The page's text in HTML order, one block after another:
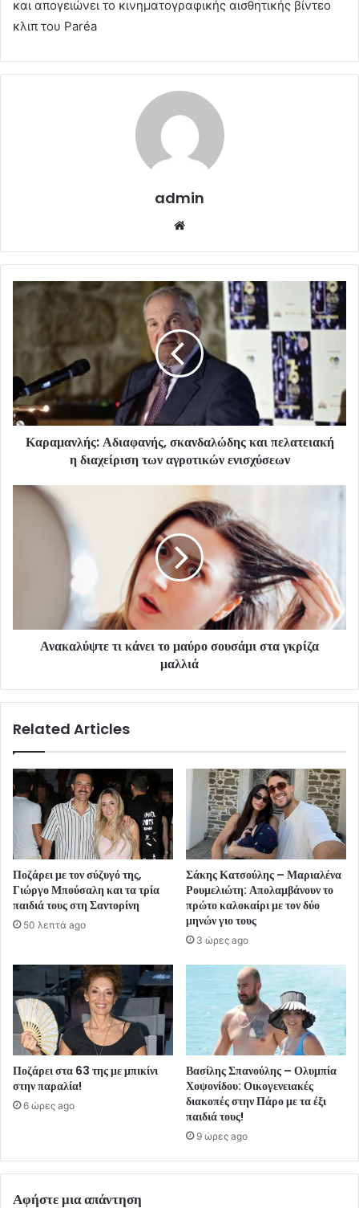
και απογειώνει το κινηματογραφικής αισθητικής βίντεο
κλιπ του Paréa
admin
Καραμανλής: Αδιαφανής, σκανδαλώδης και πελατειακή
η διαχείριση των αγροτικών ενισχύσεων
Ανακαλύψτε τι κάνει το μαύρο σουσάμι στα γκρίζα
μαλλιά
Related Articles
Ποζάρει με τον σύζυγό της,
Γιώργο Μπούσαλη και τα τρία
παιδιά τους στη Σαντορίνη
50 λεπτά ago
Σάκης Κατσούλης – Μαριαλένα
Ρουμελιώτη: Απολαμβάνουν το
πρώτο καλοκαίρι με τον δύο
μηνών γιο τους
3 ώρες ago
Ποζάρει στα 63 της με μπικίνι
στην παραλία!
6 ώρες ago
Βασίλης Σπανούλης – Ολυμπία
Χοψονίδου: Οικογενειακές
διακοπές στην Πάρο με τα έξι
παιδιά τους!
9 ώρες ago
Αφήστε μια απάντηση